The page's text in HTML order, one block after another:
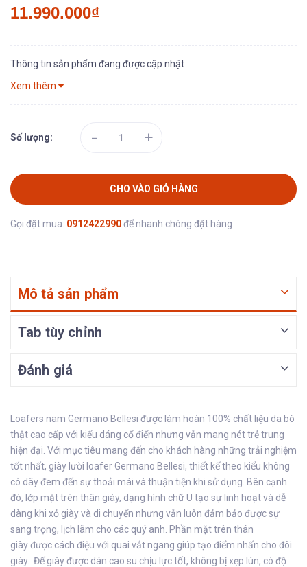
11.990.000₫
Thông tin sản phẩm đang được cập nhật
Xem thêm
Số lượng: - +
CHO VÀO GIỎ HÀNG
Gọi đặt mua: 0912422990để nhanh chóng đặt hàng
Mô tả sản phẩm
Tab tùy chỉnh
Đánh giá
Loafers nam Germano Bellesi được làm hoàn 100% chất liệu da bò
thật cao cấp với kiểu dáng cổ điển nhưng vẫn mang nét trẻ trung
hiện đại. Với mục tiêu mang đến cho khách hàng những trải nghiệm
tốt nhất, giày lười loafer Germano Bellesi, thiết kế theo kiểu không
có dây đem đến sự thoải mái và thuận tiện khi sử dụng. Bên cạnh
đó, lớp mặt trên thân giày, dạng hình chữ U tạo sự linh hoạt và dễ
dàng khi xỏ giày và di chuyển nhưng vẫn luôn đảm bảo được sự
sang trọng, lịch lãm cho các quý anh. Phần mặt trên thân
giày được cách điệu với quai vắt ngang giúp tạo điểm nhấn cho đôi
giày. Đế giày được dán cao su chịu lực tốt, không bị xẹp lún, có độ